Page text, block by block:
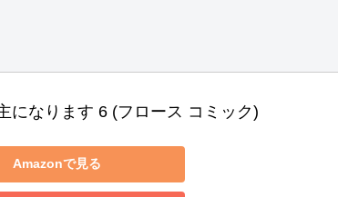
になります 6 (フロース コミック)
Amazonで見る